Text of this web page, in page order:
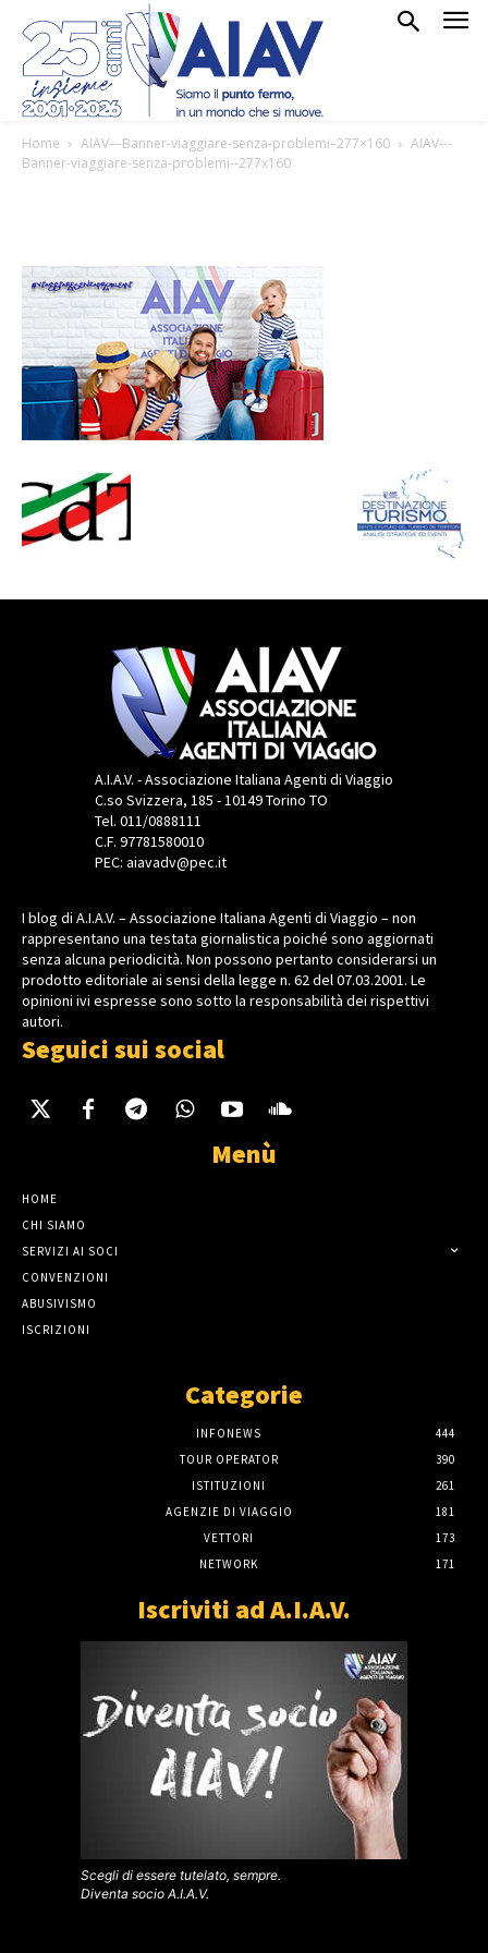
Home AIAV—Banner-viaggiare-senza-problemi–277×160
AIAV---
Banner-viaggiare-senza-problemi--277x160
A.I.A.V. - Associazione Italiana Agenti di Viaggio
C.so Svizzera, 185 - 10149 Torino TO
Tel. 011/0888111
C.F. 97781580010
PEC: aiavadv@pec.it
I blog di A.I.A.V. – Associazione Italiana Agenti di Viaggio – non
rappresentano una testata giornalistica poiché sono aggiornati
senza alcuna periodicità. Non possono pertanto considerarsi un
prodotto editoriale ai sensi della legge n. 62 del 07.03.2001. Le
opinioni ivi espresse sono sotto la responsabilità dei rispettivi
autori.
Seguici sui social
Menù
HOME
CHI SIAMO
SERVIZI AI SOCI
CONVENZIONI
ABUSIVISMO
ISCRIZIONI
Categorie
INFONEWS
444
TOUR OPERATOR
390
ISTITUZIONI
261
AGENZIE DI VIAGGIO
181
VETTORI
173
NETWORK
171
Iscriviti ad A.I.A.V.
Scegli di essere tutelato, sempre.
Diventa socio A.I.A.V.